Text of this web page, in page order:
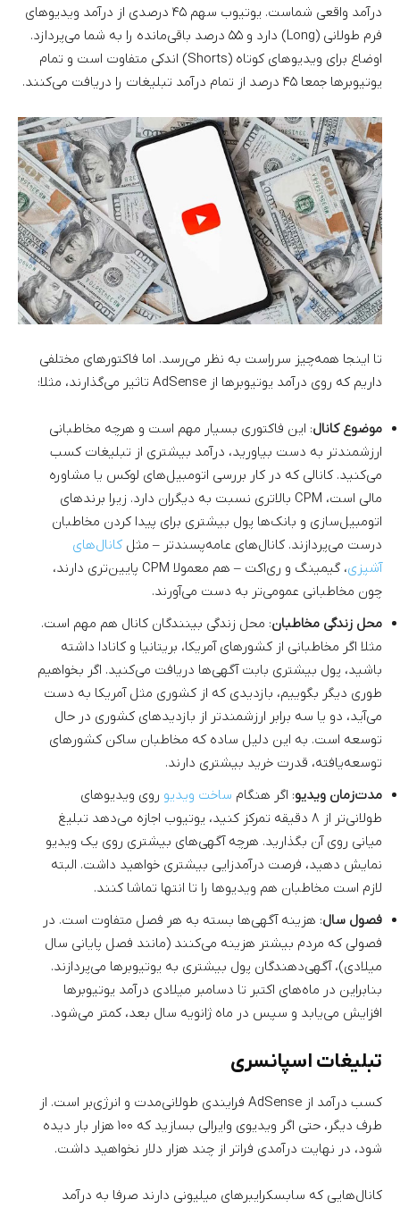
درآمد واقعی شماست. یوتیوب سهم ۴۵ درصدی از درآمد ویدیوهای
فرم طولانی (Long) دارد و ۵۵ درصد باقی‌مانده را به شما می‌پردازد.
اوضاع برای ویدیوهای کوتاه (Shorts) اندکی متفاوت است و تمام
یوتیوبرها جمعا ۴۵ درصد از تمام درآمد تبلیغات را دریافت می‌کنند.
تا اینجا همه‌چیز سرراست به نظر می‌رسد. اما فاکتورهای مختلفی
داریم که روی درآمد یوتیوبرها از AdSense تاثیر می‌گذارند، مثلا:
موضوع کانال: این فاکتوری بسیار مهم است و هرچه مخاطبانی
ارزشمندتر به دست بیاورید، درآمد بیشتری از تبلیغات کسب
می‌کنید. کانالی که در کار بررسی اتومبیل‌های لوکس یا مشاوره
مالی است، CPM بالاتری نسبت به دیگران دارد. زیرا برندهای
اتومبیل‌سازی و بانک‌ها پول بیشتری برای پیدا کردن مخاطبان
درست می‌پردازند. کانال‌های عامه‌پسندتر – مثل کانال‌های
آشپزی
، گیمینگ و ری‌اکت – هم معمولا CPM پایین‌تری دارند،
چون مخاطبانی عمومی‌تر به دست می‌آورند.
محل زندگی مخاطبان: محل زندگی بینندگان کانال هم مهم است.
مثلا اگر مخاطبانی از کشورهای آمریکا، بریتانیا و کانادا داشته
باشید، پول بیشتری بابت آگهی‌ها دریافت می‌کنید. اگر بخواهیم
طوری دیگر بگوییم، بازدیدی که از کشوری مثل آمریکا به دست
می‌آید، دو یا سه برابر ارزشمندتر از بازدیدهای کشوری در حال
توسعه است. به این دلیل ساده که مخاطبان ساکن کشورهای
توسعه‌یافته، قدرت خرید بیشتری دارند.
مدت‌زمان ویدیو: اگر هنگام ساخت ویدیو روی ویدیوهای
طولانی‌تر از ۸ دقیقه تمرکز کنید، یوتیوب اجازه می‌دهد تبلیغ
میانی روی آن بگذارید. هرچه آگهی‌های بیشتری روی یک ویدیو
نمایش دهید، فرصت درآمدزایی بیشتری خواهید داشت. البته
لازم است مخاطبان هم ویدیوها را تا انتها تماشا کنند.
فصول سال: هزینه آگهی‌ها بسته به هر فصل متفاوت است. در
فصولی که مردم بیشتر هزینه می‌کنند (مانند فصل پایانی سال
میلادی)، آگهی‌دهندگان پول بیشتری به یوتیوبرها می‌پردازند.
بنابراین در ماه‌های اکتبر تا دسامبر میلادی درآمد یوتیوبرها
افزایش می‌یابد و سپس در ماه ژانویه سال بعد، کمتر می‌شود.
تبلیغات اسپانسری
کسب درآمد از AdSense فرایندی طولانی‌مدت و انرژی‌بر است. از
طرف دیگر، حتی اگر ویدیوی وایرالی بسازید که ۱۰۰ هزار بار دیده
شود، در نهایت درآمدی فراتر از چند هزار دلار نخواهید داشت.
کانال‌هایی که سابسکرایبرهای میلیونی دارند صرفا به درآمد